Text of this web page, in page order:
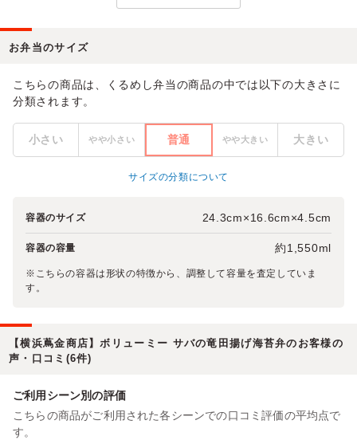
お弁当のサイズ
こちらの商品は、くるめし弁当の商品の中では以下の大きさに
分類されます。
小さい やや小さい 普通 やや大きい 大きい
サイズの分類について
容器のサイズ 24.3cm×16.6cm×4.5cm
容器の容量 約1,550ml
※こちらの容器は形状の特徴から、調整して容量を査定していま
す。
【横浜蔦金商店】ボリューミー サバの竜田揚げ海苔弁のお客様の
声・口コミ(6件)
ご利用シーン別の評価
こちらの商品がご利用された各シーンでの口コミ評価の平均点で
す。